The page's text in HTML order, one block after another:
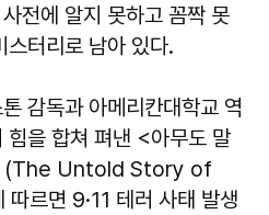
전에 알지 못하고 꼼짝 못
터리로 남아 있다.
감독과 아메리칸대학교 역
힘을 합쳐 펴낸 <아무도 말
(The Untold Story of
면 9·11 테러 사태 발생